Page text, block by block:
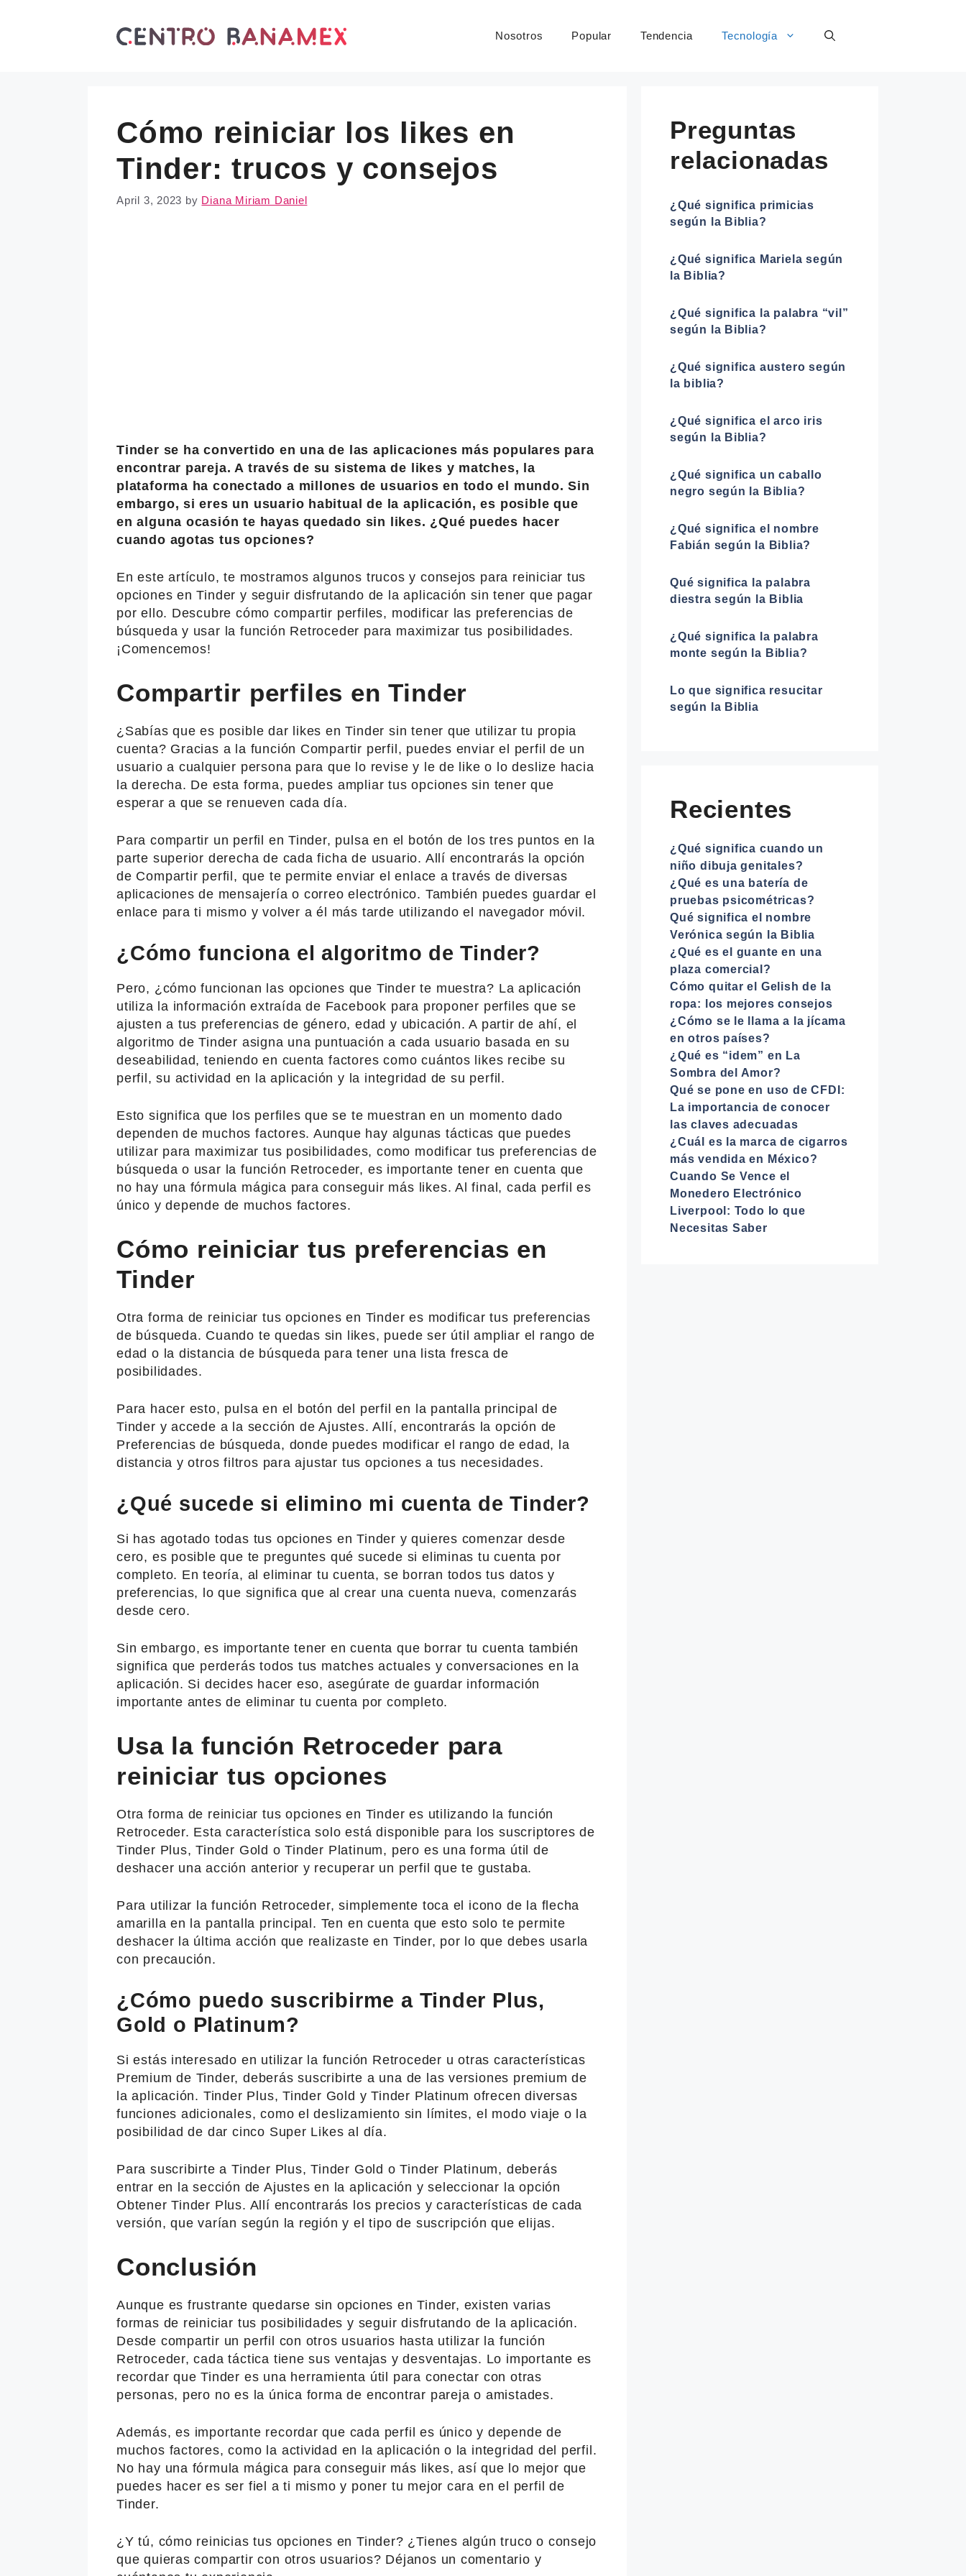
Nosotros Popular Tendencia Tecnología
Cómo reiniciar los likes en
Tinder: trucos y consejos
April 3, 2023 by Diana Miriam Daniel
Tinder se ha convertido en una de las aplicaciones más populares para
encontrar pareja. A través de su sistema de likes y matches, la
plataforma ha conectado a millones de usuarios en todo el mundo. Sin
embargo, si eres un usuario habitual de la aplicación, es posible que
en alguna ocasión te hayas quedado sin likes. ¿Qué puedes hacer
cuando agotas tus opciones?
En este artículo, te mostramos algunos trucos y consejos para reiniciar tus
opciones en Tinder y seguir disfrutando de la aplicación sin tener que pagar
por ello. Descubre cómo compartir perfiles, modificar las preferencias de
búsqueda y usar la función Retroceder para maximizar tus posibilidades.
¡Comencemos!
Compartir perfiles en Tinder
¿Sabías que es posible dar likes en Tinder sin tener que utilizar tu propia
cuenta? Gracias a la función Compartir perfil, puedes enviar el perfil de un
usuario a cualquier persona para que lo revise y le de like o lo deslize hacia
la derecha. De esta forma, puedes ampliar tus opciones sin tener que
esperar a que se renueven cada día.
Para compartir un perfil en Tinder, pulsa en el botón de los tres puntos en la
parte superior derecha de cada ficha de usuario. Allí encontrarás la opción
de Compartir perfil, que te permite enviar el enlace a través de diversas
aplicaciones de mensajería o correo electrónico. También puedes guardar el
enlace para ti mismo y volver a él más tarde utilizando el navegador móvil.
¿Cómo funciona el algoritmo de Tinder?
Pero, ¿cómo funcionan las opciones que Tinder te muestra? La aplicación
utiliza la información extraída de Facebook para proponer perfiles que se
ajusten a tus preferencias de género, edad y ubicación. A partir de ahí, el
algoritmo de Tinder asigna una puntuación a cada usuario basada en su
deseabilidad, teniendo en cuenta factores como cuántos likes recibe su
perfil, su actividad en la aplicación y la integridad de su perfil.
Esto significa que los perfiles que se te muestran en un momento dado
dependen de muchos factores. Aunque hay algunas tácticas que puedes
utilizar para maximizar tus posibilidades, como modificar tus preferencias de
búsqueda o usar la función Retroceder, es importante tener en cuenta que
no hay una fórmula mágica para conseguir más likes. Al final, cada perfil es
único y depende de muchos factores.
Cómo reiniciar tus preferencias en
Tinder
Otra forma de reiniciar tus opciones en Tinder es modificar tus preferencias
de búsqueda. Cuando te quedas sin likes, puede ser útil ampliar el rango de
edad o la distancia de búsqueda para tener una lista fresca de
posibilidades.
Para hacer esto, pulsa en el botón del perfil en la pantalla principal de
Tinder y accede a la sección de Ajustes. Allí, encontrarás la opción de
Preferencias de búsqueda, donde puedes modificar el rango de edad, la
distancia y otros filtros para ajustar tus opciones a tus necesidades.
¿Qué sucede si elimino mi cuenta de Tinder?
Si has agotado todas tus opciones en Tinder y quieres comenzar desde
cero, es posible que te preguntes qué sucede si eliminas tu cuenta por
completo. En teoría, al eliminar tu cuenta, se borran todos tus datos y
preferencias, lo que significa que al crear una cuenta nueva, comenzarás
desde cero.
Sin embargo, es importante tener en cuenta que borrar tu cuenta también
significa que perderás todos tus matches actuales y conversaciones en la
aplicación. Si decides hacer eso, asegúrate de guardar información
importante antes de eliminar tu cuenta por completo.
Usa la función Retroceder para
reiniciar tus opciones
Otra forma de reiniciar tus opciones en Tinder es utilizando la función
Retroceder. Esta característica solo está disponible para los suscriptores de
Tinder Plus, Tinder Gold o Tinder Platinum, pero es una forma útil de
deshacer una acción anterior y recuperar un perfil que te gustaba.
Para utilizar la función Retroceder, simplemente toca el icono de la flecha
amarilla en la pantalla principal. Ten en cuenta que esto solo te permite
deshacer la última acción que realizaste en Tinder, por lo que debes usarla
con precaución.
¿Cómo puedo suscribirme a Tinder Plus,
Gold o Platinum?
Si estás interesado en utilizar la función Retroceder u otras características
Premium de Tinder, deberás suscribirte a una de las versiones premium de
la aplicación. Tinder Plus, Tinder Gold y Tinder Platinum ofrecen diversas
funciones adicionales, como el deslizamiento sin límites, el modo viaje o la
posibilidad de dar cinco Super Likes al día.
Para suscribirte a Tinder Plus, Tinder Gold o Tinder Platinum, deberás
entrar en la sección de Ajustes en la aplicación y seleccionar la opción
Obtener Tinder Plus. Allí encontrarás los precios y características de cada
versión, que varían según la región y el tipo de suscripción que elijas.
Conclusión
Aunque es frustrante quedarse sin opciones en Tinder, existen varias
formas de reiniciar tus posibilidades y seguir disfrutando de la aplicación.
Desde compartir un perfil con otros usuarios hasta utilizar la función
Retroceder, cada táctica tiene sus ventajas y desventajas. Lo importante es
recordar que Tinder es una herramienta útil para conectar con otras
personas, pero no es la única forma de encontrar pareja o amistades.
Además, es importante recordar que cada perfil es único y depende de
muchos factores, como la actividad en la aplicación o la integridad del perfil.
No hay una fórmula mágica para conseguir más likes, así que lo mejor que
puedes hacer es ser fiel a ti mismo y poner tu mejor cara en el perfil de
Tinder.
¿Y tú, cómo reinicias tus opciones en Tinder? ¿Tienes algún truco o consejo
que quieras compartir con otros usuarios? Déjanos un comentario y
Preguntas
relacionadas
¿Qué significa primicias
según la Biblia?
¿Qué significa Mariela según
la Biblia?
¿Qué significa la palabra “vil”
según la Biblia?
¿Qué significa austero según
la biblia?
¿Qué significa el arco iris
según la Biblia?
¿Qué significa un caballo
negro según la Biblia?
¿Qué significa el nombre
Fabián según la Biblia?
Qué significa la palabra
diestra según la Biblia
¿Qué significa la palabra
monte según la Biblia?
Lo que significa resucitar
según la Biblia
Recientes
¿Qué significa cuando un
niño dibuja genitales?
¿Qué es una batería de
pruebas psicométricas?
Qué significa el nombre
Verónica según la Biblia
¿Qué es el guante en una
plaza comercial?
Cómo quitar el Gelish de la
ropa: los mejores consejos
¿Cómo se le llama a la jícama
en otros países?
¿Qué es “idem” en La
Sombra del Amor?
Qué se pone en uso de CFDI:
La importancia de conocer
las claves adecuadas
¿Cuál es la marca de cigarros
más vendida en México?
Cuando Se Vence el
Monedero Electrónico
Liverpool: Todo lo que
Necesitas Saber